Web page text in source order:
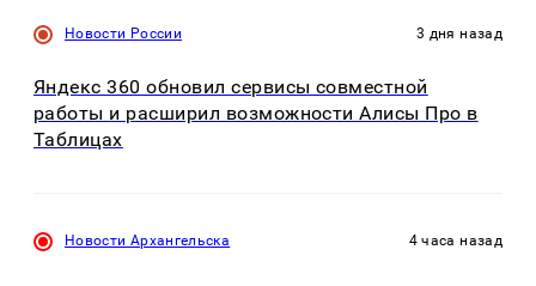
Новости России 3 дня назад
Яндекс 360 обновил сервисы совместной
работы и расширил возможности Алисы Про в
Таблицах
Новости Архангельска 4 часа назад